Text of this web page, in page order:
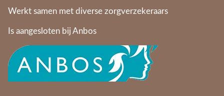
Werkt samen met diverse zorgverzekeraars
Is aangesloten bij Anbos